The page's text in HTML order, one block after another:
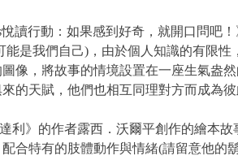
讀行動： 如果感到好奇，就開口問吧！
能是我們自己)，由於個人知識的有限
像，將故事的情境設置在一座生氣盎
的天賦，他們也相互同理對方而成為
利 》的作者露西．沃爾平創作的繪本
合特有的肢體動作與情緒(請留意他